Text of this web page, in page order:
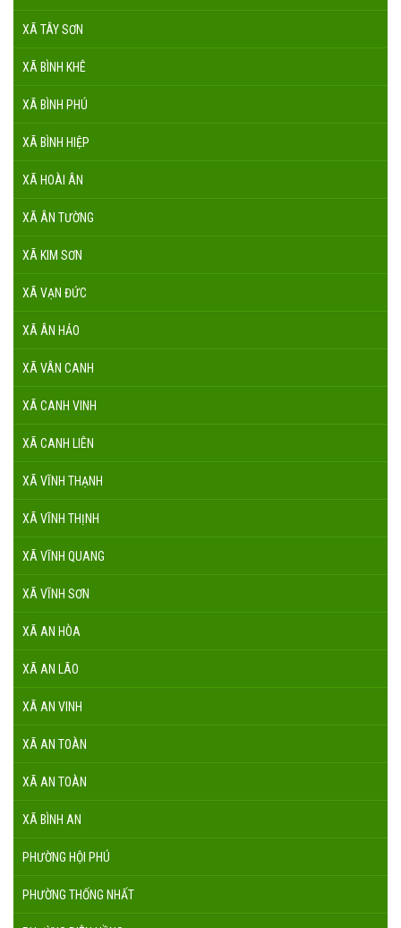
XÃ TÂY SƠN
XÃ BÌNH KHÊ
XÃ BÌNH PHÚ
XÃ BÌNH HIỆP
XÃ HOÀI ÂN
XÃ ÂN TƯỜNG
XÃ KIM SƠN
XÃ VẠN ĐỨC
XÃ ÂN HẢO
XÃ VÂN CANH
XÃ CANH VINH
XÃ CANH LIÊN
XÃ VĨNH THẠNH
XÃ VĨNH THỊNH
XÃ VĨNH QUANG
XÃ VĨNH SƠN
XÃ AN HÒA
XÃ AN LÃO
XÃ AN VINH
XÃ AN TOÀN
XÃ AN TOÀN
XÃ BÌNH AN
PHƯỜNG HỘI PHÚ
PHƯỜNG THỐNG NHẤT